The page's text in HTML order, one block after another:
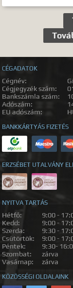
CÉGADATOK
Cégnév:
Cégjegyzék szám:
Bankszámla szám:
Adószám:
EU adószám:
BANKKÁRTYÁS FIZETÉS
ERZSÉBET UTALVÁNY
NYITVA TARTÁS
Hétfő:
9:00 -
Kedd:
9:00 -
Szerda:
9:30 -
Csütörtök:
9:00 -
Péntek:
9:30-
Szombat:
zárva
Vasárnap:
zárva
KÖZÖSSÉGI OLDALAINK